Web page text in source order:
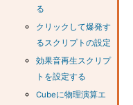
る
クリックして爆発す
るスクリプトの設定
効果音再生スクリプ
トを設定する
Cubeに物理演算エ